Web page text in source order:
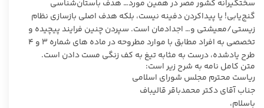
سختگیرانه کشور مصر در همین مورد… هدف باستان‌شناسی
گنج‌یابی! یا پیداکردن دفینه نیست، بلکه هدف اصلی بازسازی نظام
زیستی/معیشتی و… اجدادمان است. سپردن چنین فرایند پیچیده و
تخصصی به افراد مطابق با موارد مطروحه در ماده های شماره ۳ و ۴
طرح یادشده، درست به مثابه تیغ به کف زنگی مست دادن است.
متن کامل نامه به شرح زیر است:
ریاست محترم مجلس شورای اسلامی
جناب آقای دکتر محمدباقر قالیباف
باسلام،